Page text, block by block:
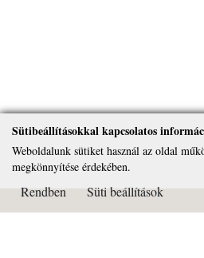
Sütibeállításokkal kapcsolatos
Weboldalunk sütiket használ az oldal
megkönnyítése érdekében.
Rendben Süti beállítások